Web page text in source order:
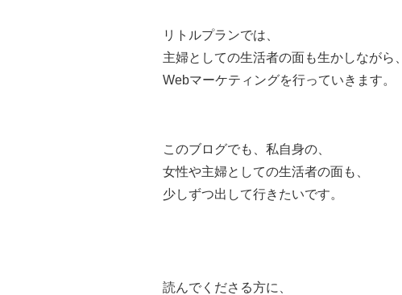
リトルプランでは、
主婦としての生活者の面も生かしながら、
Webマーケティングを行っていきます。
このブログでも、私自身の、
女性や主婦としての生活者の面も、
少しずつ出して行きたいです。
読んでくださる方に、